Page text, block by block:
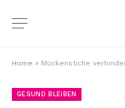
Home » Mückenstiche
GESUND BLEIBEN